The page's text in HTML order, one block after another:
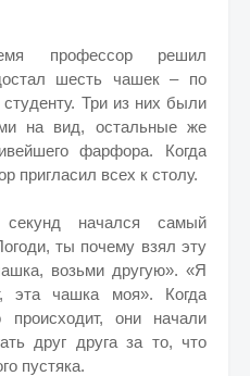
профессор решил
шесть чашек – по
Три из них были
на вид, остальные же
фарфора. Когда
пригласил всех к столу.
начался самый
ты почему взял эту
возьми другую». «Я
эта чашка моя». Когда
происходит, они начали
друг друга за то, что
пустяка.